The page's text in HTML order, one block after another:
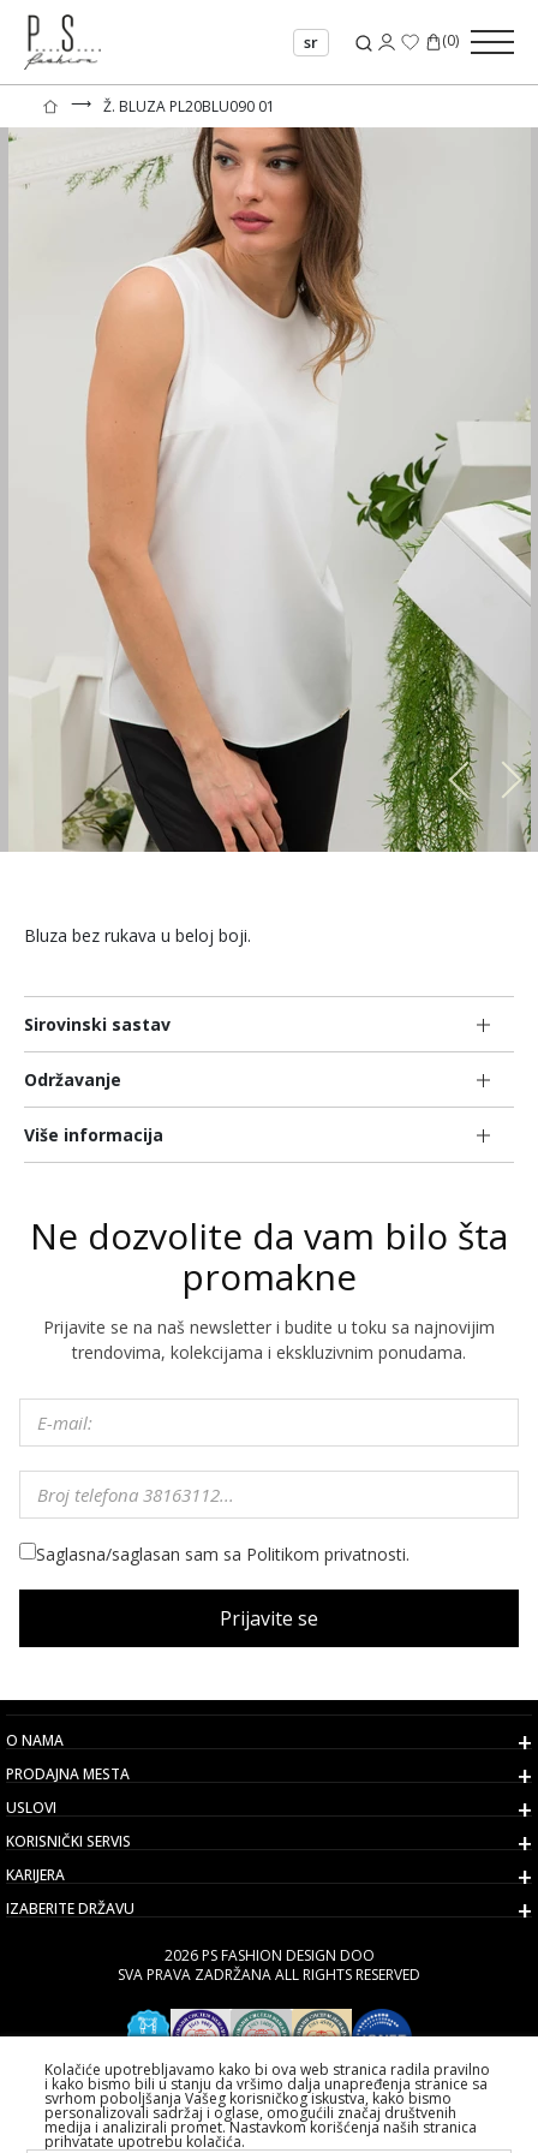
sr (0)
⟶ Ž. BLUZA PL20BLU090 01
Bluza bez rukava u beloj boji.
Sirovinski sastav
Održavanje
Više informacija
Ne dozvolite da vam bilo šta
promakne
Prijavite se na naš newsletter i budite u toku sa najnovijim
trendovima, kolekcijama i ekskluzivnim ponudama.
Saglasna/saglasan sam sa Politikom privatnosti.
Prijavite se
O NAMA
PRODAJNA MESTA
USLOVI
KORISNIČKI SERVIS
KARIJERA
IZABERITE DRŽAVU
2026 PS FASHION DESIGN DOO
SVA PRAVA ZADRŽANA ALL RIGHTS RESERVED
Kolačiće upotrebljavamo kako bi ova web stranica radila pravilno
i kako bismo bili u stanju da vršimo dalja unapređenja stranice sa
svrhom poboljšanja Vašeg korisničkog iskustva, kako bismo
personalizovali sadržaj i oglase, omogućili značaj društvenih
medija i analizirali promet. Nastavkom korišćenja naših stranica
prihvatate upotrebu kolačića.